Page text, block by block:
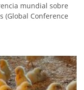
mundial sobre
(Global Conference